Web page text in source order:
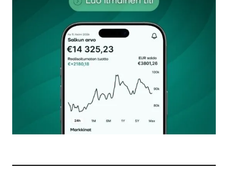
kentät on merkitty*
Kommentti*
Nimesi tai nimimerkkisi
Sähköpostiosoitteesi
Tilaa SalkunRakentajan uutiskirje